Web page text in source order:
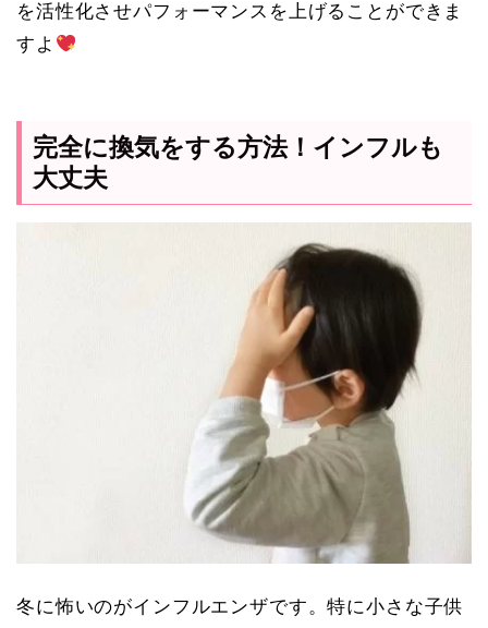
を活性化させパフォーマンスを上げることができま
すよ
完全に換気をする方法！インフルも
大丈夫
冬に怖いのがインフルエンザです。特に小さな子供